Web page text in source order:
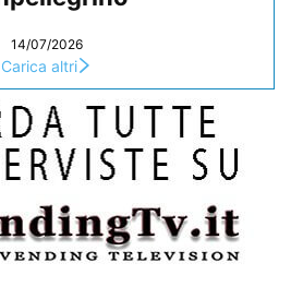
14/07/2026
Carica altri